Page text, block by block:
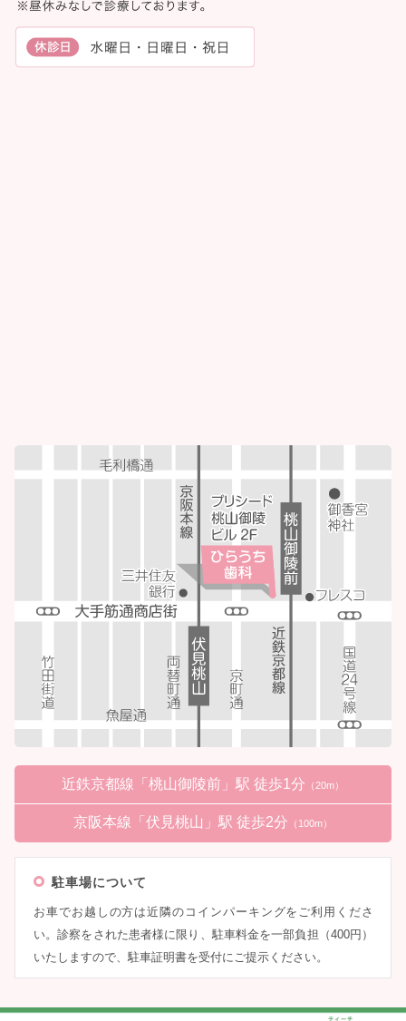
近鉄京都線「桃山御陵前」駅 徒歩1分 （20m）
京阪本線「伏見桃山」駅 徒歩2分 （100m）
駐車場について
お車でお越しの方は近隣のコインパーキングをご利用くださ
い。診察をされた患者様に限り、駐車料金を一部負担（400円）
いたしますので、駐車証明書を受付にご提示ください。